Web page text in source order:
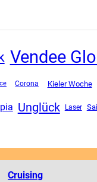
Vendee
Corona Kieler Woche
Unglück Laser
Cruising